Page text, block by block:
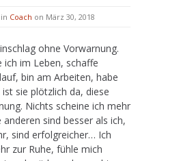
Coach on März 30, 2018
ohne Vorwarnung.
ich im Leben, schaffe
bin am Arbeiten, habe
sie plötzlich da, diese
Nichts scheine ich mehr
anderen sind besser als ich,
sind erfolgreicher… Ich
zur Ruhe, fühle mich